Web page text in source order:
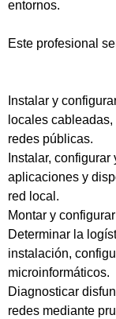
entornos.
Este profesional
Instalar y
locales
redes públicas.
Instalar,
aplicaciones y
red local.
Montar y
Determinar la
instalación,
microinformáticos.
Diagnosticar
redes mediante